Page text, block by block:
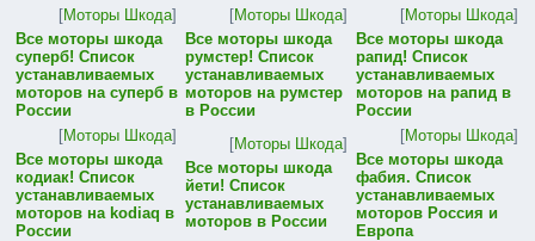
[Моторы Шкода]
Все моторы шкода
суперб! Список
устанавливаемых
моторов на суперб в
России
[Моторы Шкода]
Все моторы шкода
румстер! Список
устанавливаемых
моторов на румстер
в России
[Моторы Шкода]
Все моторы шкода
рапид! Список
устанавливаемых
моторов на рапид в
России
[Моторы Шкода]
Все моторы шкода
кодиак! Список
устанавливаемых
моторов на kodiaq в
России
[Моторы Шкода]
Все моторы шкода
йети! Список
устанавливаемых
моторов в России
[Моторы Шкода]
Все моторы шкода
фабия. Список
устанавливаемых
моторов Россия и
Европа